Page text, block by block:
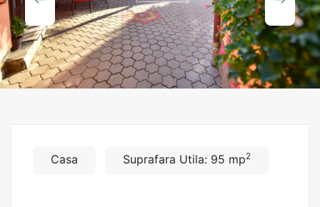
Casa Suprafara Utila: 95 mp2